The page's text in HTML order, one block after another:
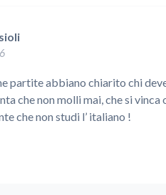
partite abbiano chiarito chi
che non molli mai, che si
che non studi l’ italiano !